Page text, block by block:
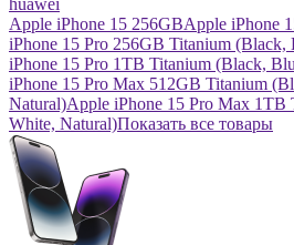
huawei
Apple iPhone 15 256GBApple iPhone
iPhone 15 Pro 256GB Titanium (Black,
iPhone 15 Pro 1TB Titanium (Black,
iPhone 15 Pro Max 512GB Titanium
Natural)Apple iPhone 15 Pro Max 1TB
White, Natural)Показать все товары